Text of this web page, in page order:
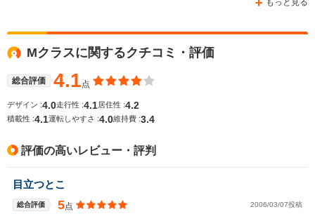
WLTCモード
燃費
もっと見る
Mクラスに関するクチコミ・評価
総合評価 4.1点
デザイン :4.0走行性 :4.1 居住性 :4.2
積載性 :4.1運転しやすさ :4.0維持費 :3.4
評価の高いレビュー・評判
目立つとこ
総合評価 5点 2006/03/07投稿